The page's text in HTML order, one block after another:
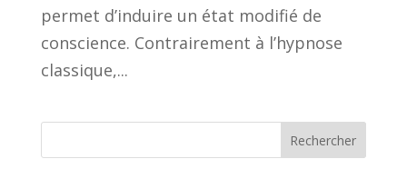
permet d’induire un état modifié de
conscience. Contrairement à l’hypnose
classique,...
Rechercher